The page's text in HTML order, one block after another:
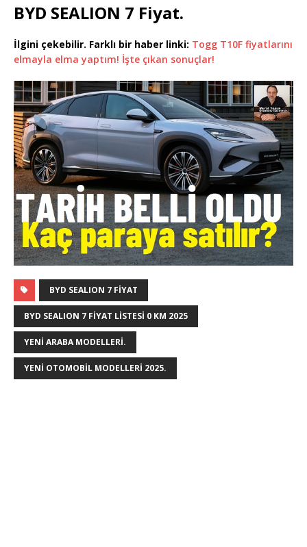
BYD SEALION 7 Fiyat.
İlgini çekebilir. Farklı bir haber linki: Togg T10F fiyatlarını
elmayla elma yaptım! İşte çıkan sonuçlar!
BYD SEALION 7 FIYAT
BYD SEALION 7 FIYAT LISTESI 0 KM 2025
YENI ARABA MODELLERI.
YENI OTOMOBIL MODELLERI 2025.